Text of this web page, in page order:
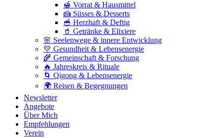
🍯 Vorrat & Hausmittel
🍰 Süsses & Desserts
🥣 Herzhaft & Deftig
🥤 Getränke & Elixiere
🌸 Seelenwege & innere Entwicklung
💛 Gesundheit & Lebensenergie
🌾 Gemeinschaft & Forschung
🔥 Jahreskreis & Rituale
🌀 Qigong & Lebensenergie
🌍 Reisen & Begegnungen
Newsletter
Angebote
Über Mich
Empfehlungen
Verein